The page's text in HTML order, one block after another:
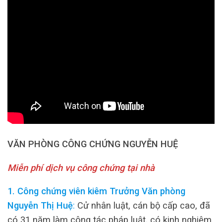
VĂN PHÒNG CÔNG CHỨNG NGUYỄN HUỆ
Miễn phí dịch vụ công chứng tại nhà
1. Công chứng viên kiêm Trưởng Văn phòng
Nguyễn Thị Huệ: Cử nhân luật, cán bộ cấp cao, đã
có 31 năm làm công tác pháp luật, có kinh nghiệm